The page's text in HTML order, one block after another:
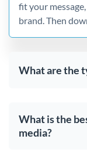
fit your
brand. Then
What are the
What is the
media?